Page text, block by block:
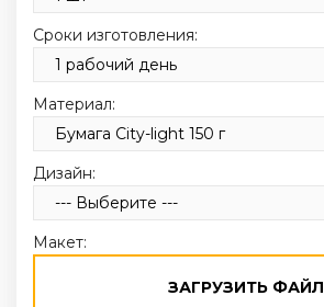
Сроки изготовления:
Материал:
Дизайн:
Макет:
ЗАГРУЗИТЬ ФАЙЛ